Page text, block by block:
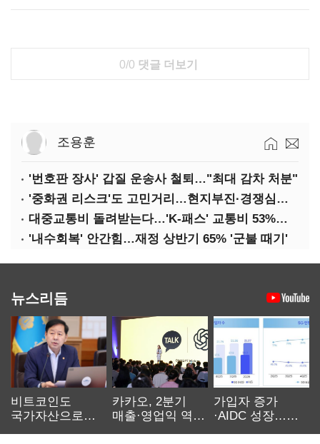
0/0 댓글 더보기
조용훈
'번호판 장사' 갑질 운송사 철퇴…"최대 감차 처분"
'중화권 리스크'도 고민거리…현지부진·경쟁심화·양안냉각
대중교통비 돌려받는다…'K-패스' 교통비 53%까지 환급
'내수회복' 안간힘…재정 상반기 65% '군불 때기'
뉴스리듬
비트코인도
국가자산으로…'
카카오, 2분기
매출·영업익 역대
가입자 증가
·AIDC 성장…